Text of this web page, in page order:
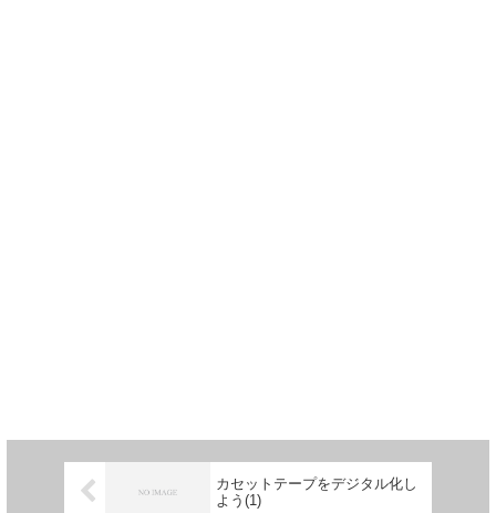
カセットテープをデジタル化し
よう(1)